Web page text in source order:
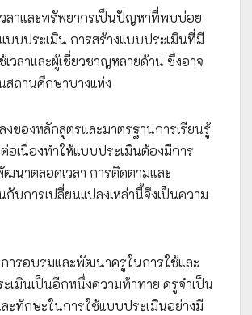
ลาและทรัพยากรเป็นปัญหาที่พบบ่อย
บประเมิน การสร้างแบบประเมินที่มี
วลาและผู้เชี่ยวชาญหลายด้าน ซึ่งอาจ
สถานศึกษาบางแห่ง
งของหลักสูตรและมาตรฐานการเรียนรู้
อเนื่องทำให้แบบประเมินต้องมีการ
นาตลอดเวลา การติดตามและ
บการเปลี่ยนแปลงเหล่านี้จึงเป็นความ
ารอบรมและพัฒนาครูในการใช้และ
เมินเป็นอีกหนึ่งความท้าทาย ครูจำเป็น
ะทักษะในการใช้แบบประเมินอย่างมี